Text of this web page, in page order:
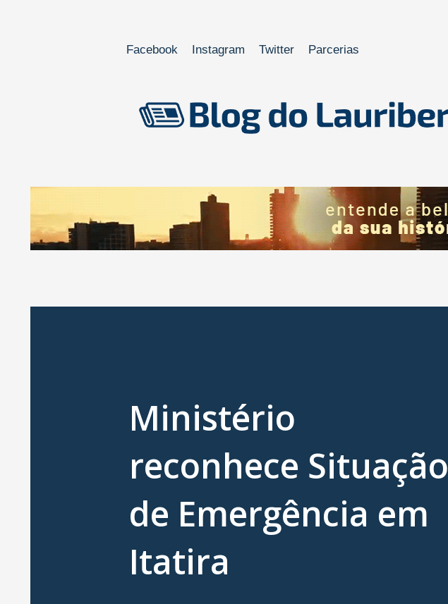
Facebook Instagram Twitter Parcerias
Ministério
reconhece Situação
de Emergência em
Itatira